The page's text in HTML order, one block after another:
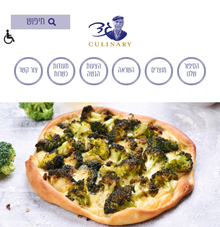
הישראלי
לְהַנְגָּשָׁת
אָתָרִים".
הַמְּסַיַּעַת
לִנְגִישׁוּת
לִפְתִיחַת
הֵנְּגִישׁוּת
לְחַץ
ALT+0
הסיפור
שלנו
מוצרים השראה
הצעות
הגשה
תעודות
כשרות
צור קשר